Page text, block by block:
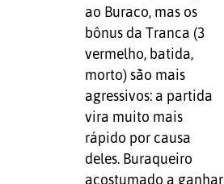
ao Buraco, mas os
bônus da Tranca (3
vermelho, batida,
morto) são mais
agressivos: a partida
vira muito mais
rápido por causa
deles. Buraqueiro
acostumado a ganhar